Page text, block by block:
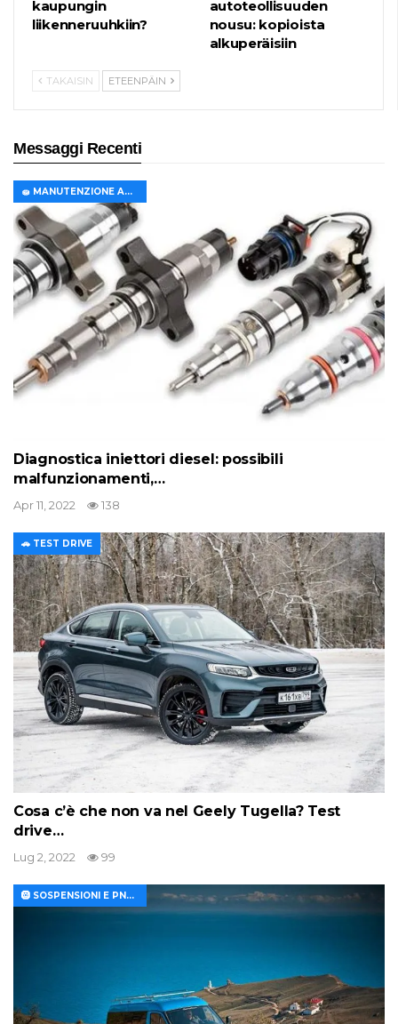
kaupungin
liikenneruuhkiin?
autoteollisuuden
nousu: kopioista
alkuperäisiin
TAKAISIN ETEENPÄIN
Messaggi Recenti
🧽 MANUTENZIONE AUTO
Diagnostica iniettori diesel: possibili
malfunzionamenti,…
Apr 11, 2022 138
🚗 TEST DRIVE
Cosa c’è che non va nel Geely Tugella? Test
drive…
Lug 2, 2022 99
🛞 SOSPENSIONI E PNEUMATICI